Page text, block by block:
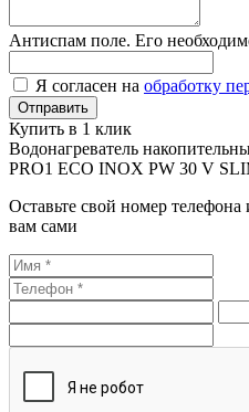
Антиспам поле. Его
Я согласен на обработку
Купить в 1 клик
Водонагреватель
PRO1 ECO INOX PW 30 V
Оставьте свой номер
вам сами